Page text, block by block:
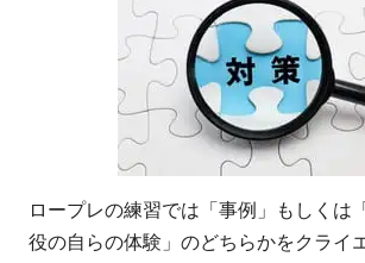
ロープレの練習では「事例」もしくは
役の自らの体験」のどちらかをクライ